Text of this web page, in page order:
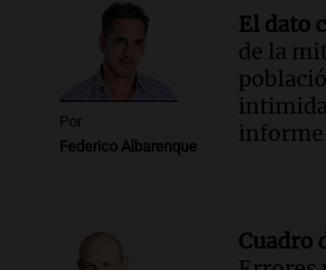
Por
Federico Albarenque
El dato
de la
informe
Cuadro